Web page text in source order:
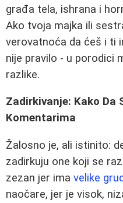
građa tela, ishrana i
Ako tvoja majka ili
verovatnoća da ćeš i ti
nije pravilo - u porodici
razlike.
Zadirkivanje: Kako Da
Komentarima
Žalosno je, ali istinito:
zadirkuju one koji se
zezan jer ima velike
naočare, jer je visok,